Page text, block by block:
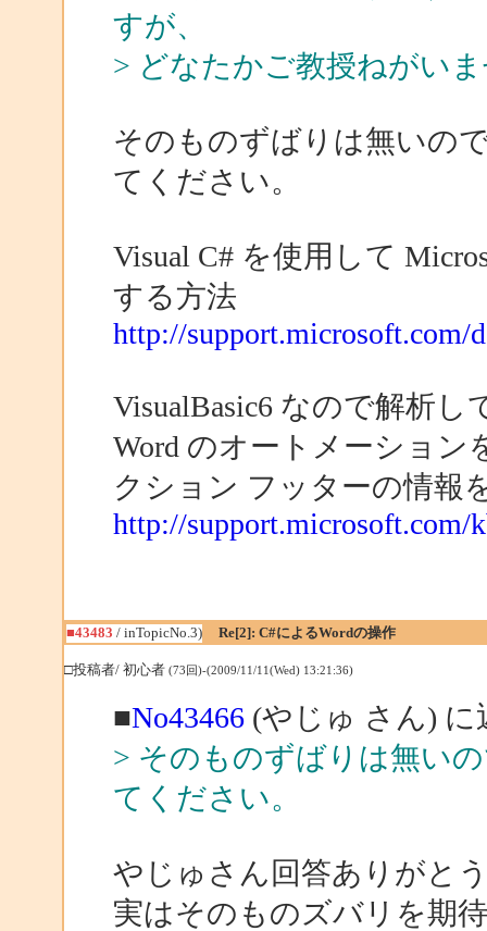
すが、
> どなたかご教授ねがい
そのものずばりは無いの
てください。
Visual C# を使用して
する方法
http://support.microsoft.com/
VisualBasic6 なので解析
Word のオートメーショ
クション フッターの情報
http://support.microsoft.com/
■43483 / inTopicNo.3) Re[2]: C#によるWordの操作
□投稿者/ 初心者 (73回)-(2009/11/11(Wed) 13:21:36)
■No43466(やじゅ さん) に
> そのものずばりは無い
てください。
やじゅさん回答ありがと
実はそのものズバリを期